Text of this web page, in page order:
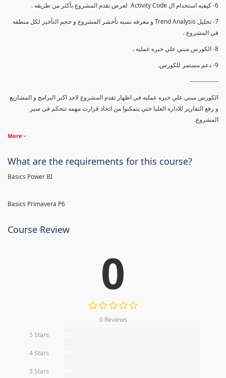
6- كيفيه استخدام ال Activity Code لعرض تقدم المشروع بأكثر من طريقه .
7- تحليل Trend Analysis و معرفه نسبه تأخشر المشروع و حجم التأخير لكل منطقه
في المشروع .
8- الكورس مبني علي خبره عمليه .
9- دعم مستمر للكورس.
--------------
الكورس مبني علي خبره عمليه في اظهار تقدم المشروع لاحد اكبر البرامج و المشاريع
و رفع التقارير للاداره العليا حتي يتمكنوا من اتخاذ قرارت مهمه تتحكم في سير
المشروع.
More
What are the requirements for this course?
Basics Power BI
Basics Primavera P6
Course Review
0
0 Reviews
5 Stars
4 Stars
3 Stars